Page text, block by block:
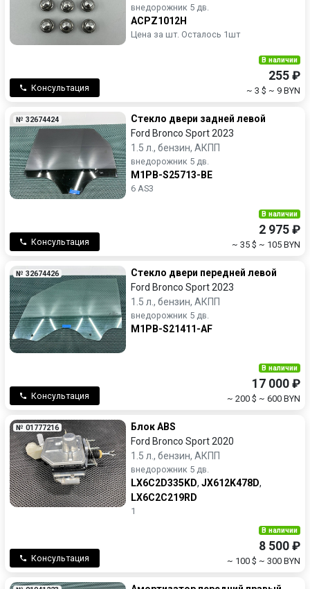
внедорожник 5 дв.
ACPZ1012H
Цена за шт. Осталось 1шт
Консультация
В наличии
255 ₽
~ 3 $ ~ 9 BYN
№ 32674424
Стекло двери задней левой
Ford Bronco Sport 2023
1.5 л., бензин, АКПП
внедорожник 5 дв.
M1PB-S25713-BE
6 AS3
Консультация
В наличии
2 975 ₽
~ 35 $ ~ 105 BYN
№ 32674426
Стекло двери передней левой
Ford Bronco Sport 2023
1.5 л., бензин, АКПП
внедорожник 5 дв.
M1PB-S21411-AF
Консультация
В наличии
17 000 ₽
~ 200 $ ~ 600 BYN
№ 01777216
Блок ABS
Ford Bronco Sport 2020
1.5 л., бензин, АКПП
внедорожник 5 дв.
LX6C2D335KD, JX612K478D,
LX6C2C219RD
1
Консультация
В наличии
8 500 ₽
~ 100 $ ~ 300 BYN